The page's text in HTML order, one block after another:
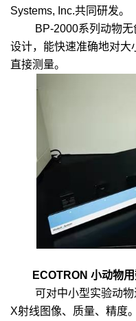
Systems, Inc.共同研发。
BP-2000系列动物
设计，能快速准确地对大
直接测量。
ECOTRON 小动物
可对中小型实验动
X射线图像、质量、精度